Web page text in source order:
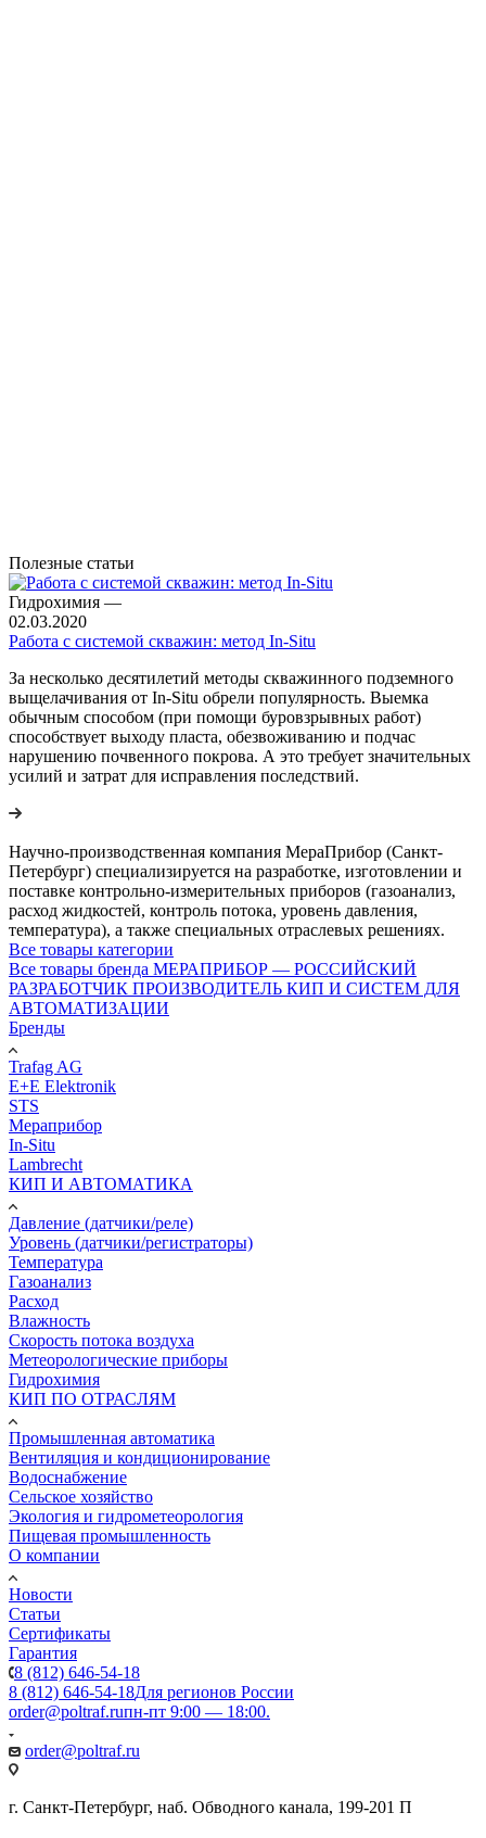
Полезные статьи
Гидрохимия —
02.03.2020
Работа с системой скважин: метод In-Situ
За несколько десятилетий методы скважинного подземного
выщелачивания от In-Situ обрели популярность. Выемка
обычным способом (при помощи буровзрывных работ)
способствует выходу пласта, обезвоживанию и подчас
нарушению почвенного покрова. А это требует значительных
усилий и затрат для исправления последствий.
Научно-производственная компания МераПрибор (Санкт-
Петербург) специализируется на разработке, изготовлении и
поставке контрольно-измерительных приборов (газоанализ,
расход жидкостей, контроль потока, уровень давления,
температура), а также специальных отраслевых решениях.
Все товары категории
Все товары бренда МЕРАПРИБОР — РОССИЙСКИЙ
РАЗРАБОТЧИК ПРОИЗВОДИТЕЛЬ КИП И СИСТЕМ ДЛЯ
АВТОМАТИЗАЦИИ
Бренды
Trafag AG
E+E Elektronik
STS
Мераприбор
In-Situ
Lambrecht
КИП И АВТОМАТИКА
Давление (датчики/реле)
Уровень (датчики/регистраторы)
Температура
Газоанализ
Расход
Влажность
Скорость потока воздуха
Метеорологические приборы
Гидрохимия
КИП ПО ОТРАСЛЯМ
Промышленная автоматика
Вентиляция и кондиционирование
Водоснабжение
Сельское хозяйство
Экология и гидрометеорология
Пищевая промышленность
О компании
Новости
Статьи
Сертификаты
Гарантия
8 (812) 646-54-18
8 (812) 646-54-18Для регионов России
order@poltraf.ruпн-пт 9:00 — 18:00.
order@poltraf.ru
г. Санкт-Петербург, наб. Обводного канала, 199-201 П